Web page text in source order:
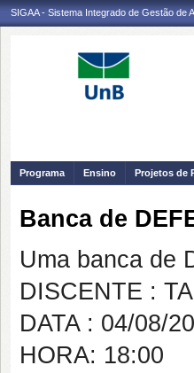
SIGAA - Sistema Integrado de Gestão de
Programa Ensino Projetos de
Banca de
Uma banca de
DISCENTE :
DATA : 04/08/
HORA: 18:00